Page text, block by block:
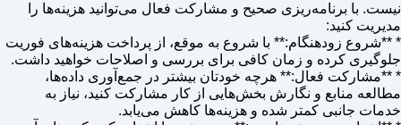
نیست. با برنامه‌ریزی صحیح و مشارکت فعال می‌توانید هزینه‌ها را
مدیریت کنید:
* **شروع زودهنگام:** با شروع به موقع، از پرداخت هزینه‌های فوریت
جلوگیری کرده و زمان کافی برای بررسی و اصلاحات خواهید داشت.
* **مشارکت فعال:** هرچه خودتان بیشتر در جمع‌آوری داده‌ها،
مطالعه منابع و نگارش بخش‌هایی از کار مشارکت کنید، نیاز به
خدمات جانبی کمتر شده و هزینه‌ها کاهش می‌یابد.